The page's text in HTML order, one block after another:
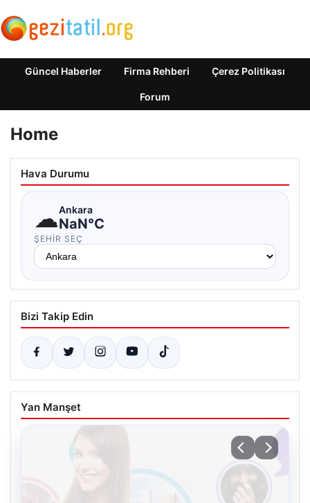
Güncel Haberler Firma Rehberi Çerez Politikası
Forum
Home
Hava Durumu
☁Ankara
NaN°C
ŞEHIR SEÇ
Bizi Takip Edin
Yan Manşet